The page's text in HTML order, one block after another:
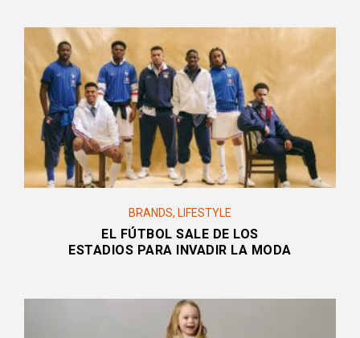
BRANDS, LIFESTYLE
EL FÚTBOL SALE DE LOS
ESTADIOS PARA INVADIR LA MODA